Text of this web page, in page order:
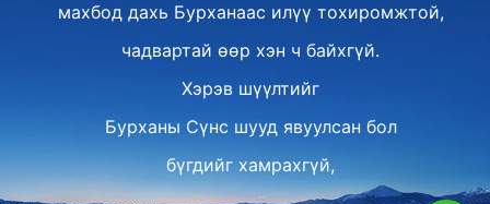
махбод дахь Бурханаас илүү тохиромжтой,
чадвартай өөр хэн ч байхгүй.
Хэрэв шүүлтийг
Бурханы Сүнс шууд явуулсан бол
бүгдийг хамрахгүй,